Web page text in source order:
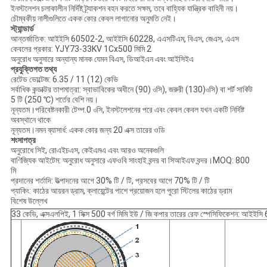
ইনস্টলেশন চলাকালীন নির্দিষ্ট ট্র্যাকশন বহন করতে সক্ষম, তবে বাহ্যিক যান্ত্রিক বাহিনী নয়।
চৌম্বকীয় নালীগুলিতে একক কোর কেবল লাগানোর অনুমতি নেই।
স্ট্যান্ডার্ড
আন্তর্জাতিক: আইইসি 60502-2, আইইসি 60228, এএসটিএম, বিএস, জেএস, এএস
কেবলের প্রকার: YJY73-33KV 1Cx500 মিমি 2
অনুরোধ অনুসারে অন্যান্য মানক যেমন বিএস, ডিআইএন এবং আইসিইএ
প্রযুক্তিগত তথ্য
রেটেড ভোল্টেজ: 6.35 / 11 (12) কেভি
সর্বাধিক কন্ডাক্টর তাপমাত্রা: স্বাভাবিকের অধীনে (90) ওসি), জরুরী (130)ওসি) বা শর্ট সার্কিট
5 টি (250 ℃) শর্তের বেশি নয়।
নূন্যতম।পরিবেষ্টনকারী টেম্প.0 ওসি, ইনস্টলেশনের পরে এবং কেবল কেবল যখন একটি নির্দিষ্ট
অবস্থানে থাকে
নূন্যতম।নমন ব্যাসার্ধ: একক কোর জন্য 20 এক্স তারের ওডি
শংসাপত্র
অনুরোধে সিই, রোএইচএস, কেইএমএ এবং আরও অনেকগুলি
বাণিজ্যিক আইটেম: অনুরোধ অনুসারে এফওবি সাংহাই বন্দর বা সিআইএফ বন্দর।MOQ: 800
মি
প্রদানের শর্তাদি: উত্পাদনের আগে 30% টি / টি, প্রসবের আগে 70% টি / টি
প্যাকিং: কাঠের আয়রন ড্রাম, ক্লায়েন্টের পাশে প্রয়োজন হলে পুরো স্টিলের কাঠের ড্রাম
বিশেষ উল্লেখ
33 কেভি, এক্সএলপিই, 1 সিক্স 500 বর্গ মিমি ইউ / জি কপার তারের রেফ স্পেসিফিকেশন: